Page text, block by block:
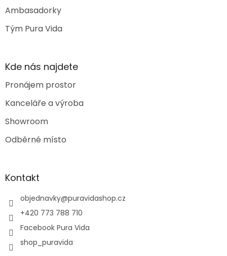
Ambasadorky
Tým Pura Vida
Kde nás najdete
Pronájem prostor
Kanceláře a výroba
Showroom
Odběrné místo
Kontakt
objednavky@puravidashop.cz
+420 773 788 710
Facebook Pura Vida
shop_puravida